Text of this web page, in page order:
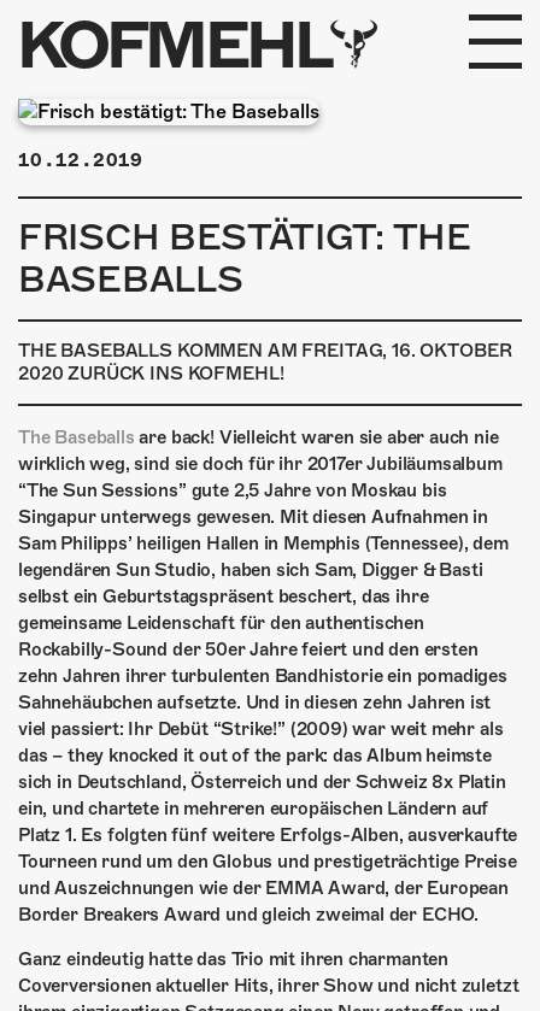
KOFMEHL
PROGRAMM
FABRIKGEFLÜSTER
GALERIE
PHOTOMAT
INFOS
KONTAKT
ÜBER UNS
GÖNNEREI
SHOP
MITMACHEN
10.12.2019
FRISCH BESTÄTIGT: THE
BASEBALLS
THE BASEBALLS KOMMEN AM FREITAG, 16. OKTOBER
2020 ZURÜCK INS KOFMEHL!
The Baseballs are back! Vielleicht waren sie aber auch nie
wirklich weg, sind sie doch für ihr 2017er Jubiläumsalbum
“The Sun Sessions” gute 2,5 Jahre von Moskau bis
Singapur unterwegs gewesen. Mit diesen Aufnahmen in
Sam Philipps’ heiligen Hallen in Memphis (Tennessee), dem
legendären Sun Studio, haben sich Sam, Digger & Basti
selbst ein Geburtstagspräsent beschert, das ihre
gemeinsame Leidenschaft für den authentischen
Rockabilly-Sound der 50er Jahre feiert und den ersten
zehn Jahren ihrer turbulenten Bandhistorie ein pomadiges
Sahnehäubchen aufsetzte. Und in diesen zehn Jahren ist
viel passiert: Ihr Debüt “Strike!” (2009) war weit mehr als
das – they knocked it out of the park: das Album heimste
sich in Deutschland, Österreich und der Schweiz 8x Platin
ein, und chartete in mehreren europäischen Ländern auf
Platz 1. Es folgten fünf weitere Erfolgs-Alben, ausverkaufte
Tourneen rund um den Globus und prestigeträchtige Preise
und Auszeichnungen wie der EMMA Award, der European
Border Breakers Award und gleich zweimal der ECHO.
Ganz eindeutig hatte das Trio mit ihren charmanten
Coverversionen aktueller Hits, ihrer Show und nicht zuletzt